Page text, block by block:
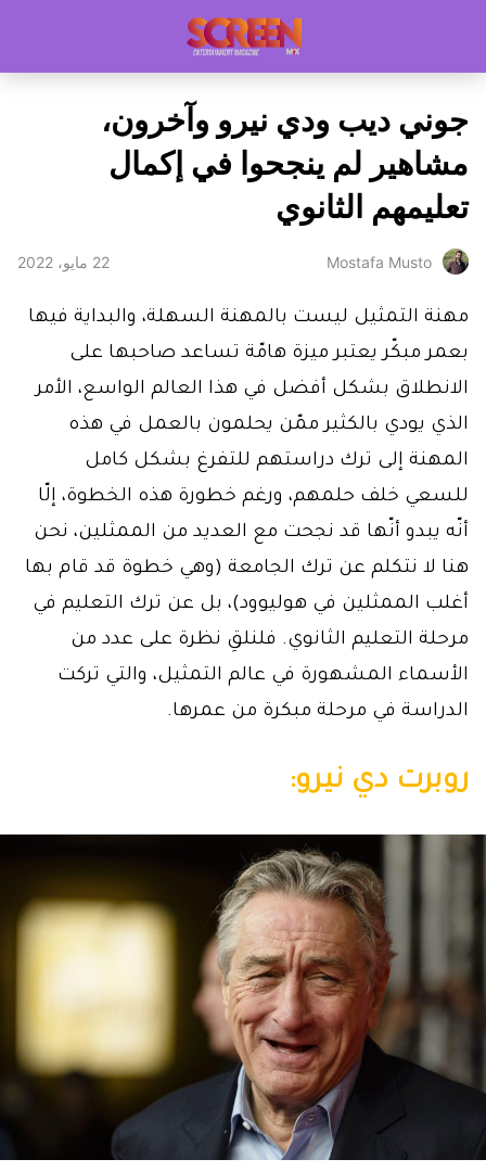
جوني ديب ودي نيرو وآخرون،
مشاهير لم ينجحوا في إكمال
تعليمهم الثانوي
Mostafa Musto 22 مايو، 2022
مهنة التمثيل ليست بالمهنة السهلة، والبداية فيها
بعمر مبكّر يعتبر ميزة هامّة تساعد صاحبها على
الانطلاق بشكل أفضل في هذا العالم الواسع، الأمر
الذي يودي بالكثير ممّن يحلمون بالعمل في هذه
المهنة إلى ترك دراستهم للتفرغ بشكل كامل
للسعي خلف حلمهم، ورغم خطورة هذه الخطوة، إلّا
أنّه يبدو أنّها قد نجحت مع العديد من الممثلين، نحن
هنا لا نتكلم عن ترك الجامعة (وهي خطوة قد قام بها
أغلب الممثلين في هوليوود)، بل عن ترك التعليم في
مرحلة التعليم الثانوي. فلنلقِ نظرة على عدد من
الأسماء المشهورة في عالم التمثيل، والتي تركت
الدراسة في مرحلة مبكرة من عمرها.
روبرت دي نيرو: